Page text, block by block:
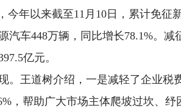
年以来截至11月10日，累计免征
汽车448万辆，同比增长78.1%。
亿元。
。王道树介绍，一是减轻了企业
，帮助广大市场主体爬坡过坎、